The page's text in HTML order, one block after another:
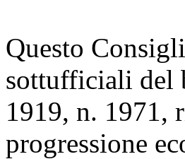
Questo
sottufficiali del
1919, n. 1971,
progressione